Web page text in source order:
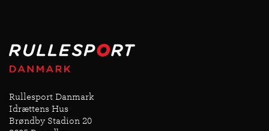
Rullesport Danmark
Idrættens Hus
Brøndby Stadion 20